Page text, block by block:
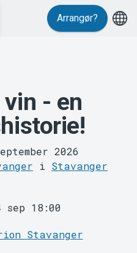
Arrangør?
- en
2026
i Stavanger
18:00
Stavanger